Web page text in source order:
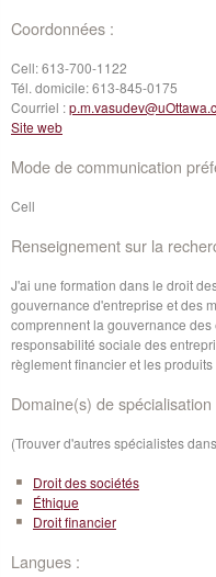
Coordonnées :
Cell:613-700-1122
Tél. domicile:613-845-0175
Courriel :
Site web
Mode de communication
Cell
Renseignement sur la
J'ai une formation dans le droit
gouvernance d'entreprise et des
comprennent la gouvernance
responsabilité sociale des
règlement financier et les
Domaine(s) de spécialisation
(Trouver d'autres spécialistes
Droit des sociétés
Éthique
Droit financier
Langues :